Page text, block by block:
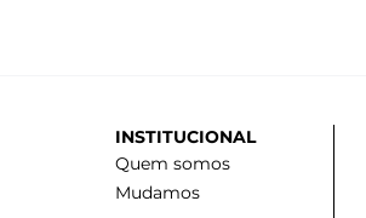
INSTITUCIONAL
Quem somos
Mudamos